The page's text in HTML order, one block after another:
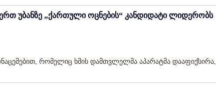
უბანზე „ქართული ოცნების“ კანდიდატი ლიდერობს
რომელიც ხმის დამთვლელმა აპარატმა დააფიქსირა,